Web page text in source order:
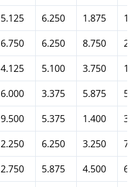
5.125 6.250 1.875
6.750 6.250 8.750
4.125 5.100 3.750
6.000 3.375 5.875
9.500 5.375 1.400
2.250 6.250 3.250
2.750 5.875 4.500